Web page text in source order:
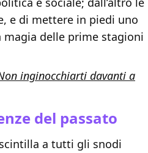
e di mettere in piedi uno
delle prime stagioni
inginocchiarti davanti a
del passato
a tutti gli snodi